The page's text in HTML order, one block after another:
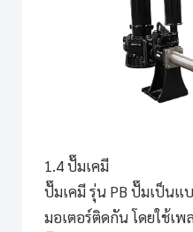
1.4 ปั๊มเคมี
ปั๊มเคมี รุ่น PB ปั๊มเป็นแ
มอเตอร์ติดกัน โดยใช้เพ